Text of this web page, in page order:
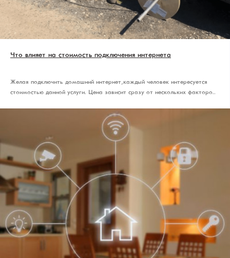
Что влияет на стоимость подключения интернета
Желая подключить домашний интернет, каждый человек интересуется
стоимостью данной услуги. Цена зависит сразу от нескольких факторо..